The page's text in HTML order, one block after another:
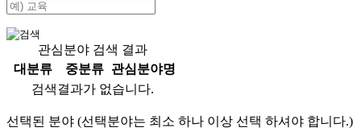
관심분야 검색 결과
대분류
중분류
관심분야명
검색결과가 없습니다.
선택된 분야 (선택분야는 최소 하나 이상 선택 하셔야 합니다.)